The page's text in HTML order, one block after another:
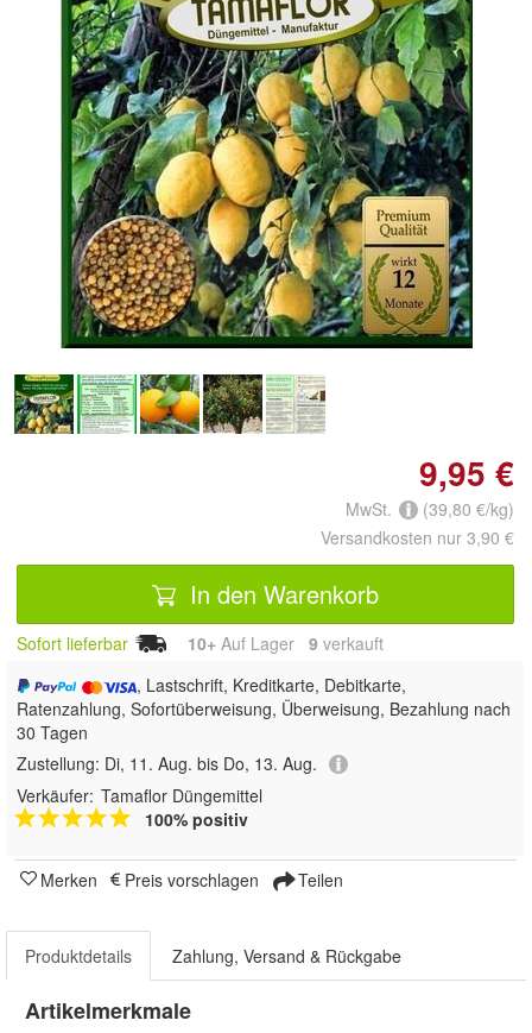
Doppelt antippen zum
vergrößern
9,95 €
MwSt.
(39,80 €/kg)
Versandkosten nur 3,90 €
In den Warenkorb
Sofort lieferbar 10+ Auf Lager 9 verkauft
, Lastschrift, Kreditkarte, Debitkarte,
Ratenzahlung, Sofortüberweisung, Überweisung, Bezahlung nach
30 Tagen
Zustellung: Di, 11. Aug. bis Do, 13. Aug.
Verkäufer: Tamaflor Düngemittel
100% positiv
Merken Preis vorschlagen Teilen
Produktdetails Zahlung, Versand & Rückgabe
Artikelmerkmale